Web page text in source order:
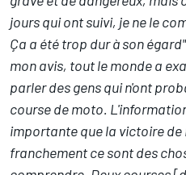
jours qui ont suivi, je ne le
Ça a été trop dur à son
mon avis, tout le monde a
parler des gens qui n'ont
course de moto.
importante que la victoire
franchement ce sont des